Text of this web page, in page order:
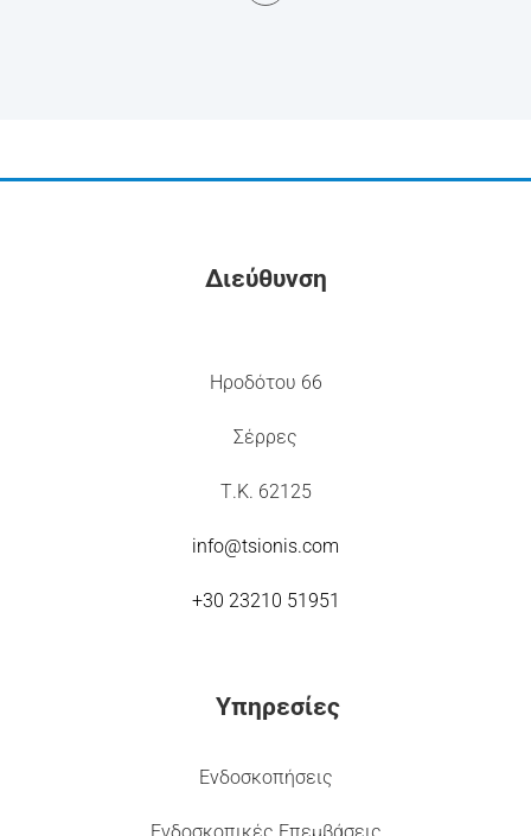
Διεύθυνση
Ηροδότου 66
Σέρρες
Τ.Κ. 62125
info@tsionis.com
+30 23210 51951
Υπηρεσίες
Ενδοσκοπήσεις
Ενδοσκοπικές Επεμβάσεις